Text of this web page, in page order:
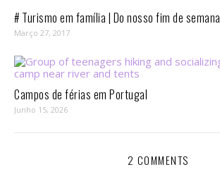
# Turismo em família | Do nosso fim de semana
Março 27, 2017
Campos de férias em Portugal
Junho 15, 2026
2 COMMENTS